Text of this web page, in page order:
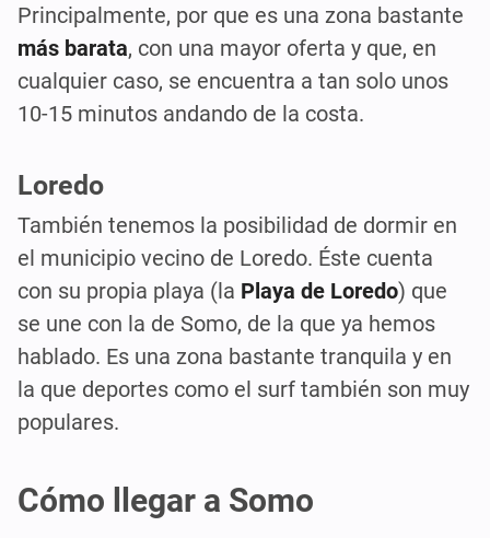
Principalmente, por que es una zona bastante
más barata, con una mayor oferta y que, en
cualquier caso, se encuentra a tan solo unos
10-15 minutos andando de la costa.
Loredo
También tenemos la posibilidad de dormir en
el municipio vecino de Loredo. Éste cuenta
con su propia playa (la Playa de Loredo) que
se une con la de Somo, de la que ya hemos
hablado. Es una zona bastante tranquila y en
la que deportes como el surf también son muy
populares.
Cómo llegar a Somo